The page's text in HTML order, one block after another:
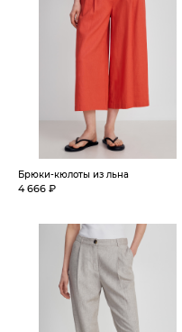
Брюки-кюлоты из льна
4 666 ₽